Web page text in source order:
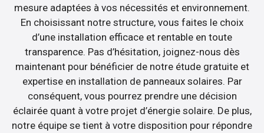
mesure adaptées à vos nécessités et environnement.
En choisissant notre structure, vous faites le choix
d’une installation efficace et rentable en toute
transparence. Pas d’hésitation, joignez-nous dès
maintenant pour bénéficier de notre étude gratuite et
expertise en installation de panneaux solaires. Par
conséquent, vous pourrez prendre une décision
éclairée quant à votre projet d’énergie solaire. De plus,
notre équipe se tient à votre disposition pour répondre